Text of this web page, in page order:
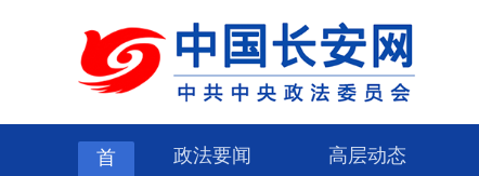
首
政法要闻 高层动态